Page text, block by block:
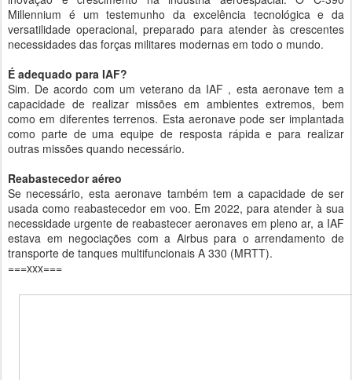
Millennium é um testemunho da excelência tecnológica e da
versatilidade operacional, preparado para atender às crescentes
necessidades das forças militares modernas em todo o mundo.
É adequado para IAF?
Sim. De acordo com um veterano da IAF , esta aeronave tem a
capacidade de realizar missões em ambientes extremos, bem
como em diferentes terrenos. Esta aeronave pode ser implantada
como parte de uma equipe de resposta rápida e para realizar
outras missões quando necessário.
Reabastecedor aéreo
Se necessário, esta aeronave também tem a capacidade de ser
usada como reabastecedor em voo. Em 2022, para atender à sua
necessidade urgente de reabastecer aeronaves em pleno ar, a IAF
estava em negociações com a Airbus para o arrendamento de
transporte de tanques multifuncionais A 330 (MRTT).
===xxx===